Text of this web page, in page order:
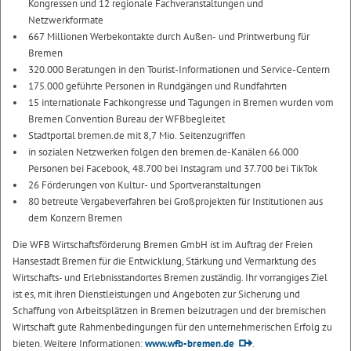
Kongressen und 12 regionale Fachveranstaltungen und
Netzwerkformate
667 Millionen Werbekontakte durch Außen- und Printwerbung für
Bremen
320.000 Beratungen in den Tourist-Informationen und Service-Centern
175.000 geführte Personen in Rundgängen und Rundfahrten
15 internationale Fachkongresse und Tagungen in Bremen wurden vom
Bremen Convention Bureau der WFBbegleitet
Stadtportal bremen.de mit 8,7 Mio. Seitenzugriffen
in sozialen Netzwerken folgen den bremen.de-Kanälen 66.000
Personen bei Facebook, 48.700 bei Instagram und 37.700 bei TikTok
26 Förderungen von Kultur- und Sportveranstaltungen
80 betreute Vergabeverfahren bei Großprojekten für Institutionen aus
dem Konzern Bremen
Die WFB Wirtschaftsförderung Bremen GmbH ist im Auftrag der Freien
Hansestadt Bremen für die Entwicklung, Stärkung und Vermarktung des
Wirtschafts- und Erlebnisstandortes Bremen zuständig. Ihr vorrangiges Ziel
ist es, mit ihren Dienstleistungen und Angeboten zur Sicherung und
Schaffung von Arbeitsplätzen in Bremen beizutragen und der bremischen
Wirtschaft gute Rahmenbedingungen für den unternehmerischen Erfolg zu
bieten. Weitere Informationen:www.wfb-bremen.de
.